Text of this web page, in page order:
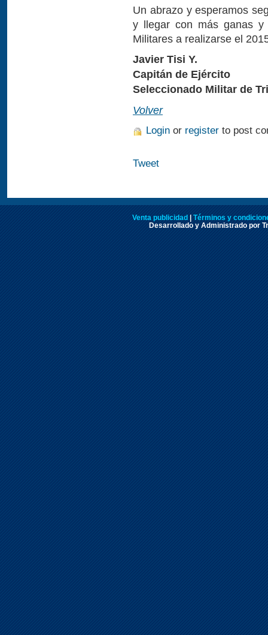
Un abrazo y esperamos
y llegar con más ganas y
Militares a realizarse el
Javier Tisi Y.
Capitán de Ejército
Seleccionado Militar de
Volver
Login or register to post
Tweet
Venta publicidad
Términos y
Desarrollado y Administrado por